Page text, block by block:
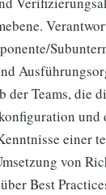
der Teams, die
und
einer
von
Best